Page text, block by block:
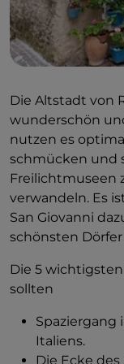
Mit dem Bild der
Gedächtnis
zurückkehren,
Zentrums von
Dort, in den
Häuser, die
Blumentöpfe,
Treppen, Kirchen
die nur das
Am Ende der
Trento e Trieste,
genießen. Das
von einigen als
bezeichnet.
Berge sehen:
Ein einzigartiges
Die Altstadt von
wunderschön
nutzen es
schmücken und
Freilichtmuseen
verwandeln. Es
San Giovanni
schönsten
Die 5
sollten
Spaziergang
Italiens.
Die Ecke des